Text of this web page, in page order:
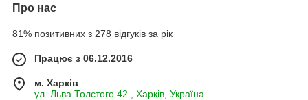
Про нас
81% позитивних з 278 відгуків за рік
Працює з 06.12.2016
м. Харків
ул. Льва Толстого 42., Харків, Україна